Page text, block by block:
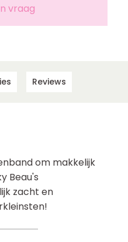
vraag
Reviews
om makkelijk
Beau's
zacht en